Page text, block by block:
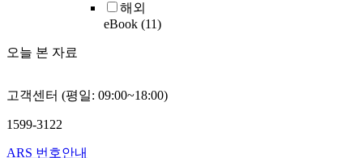
해외
eBook (11)
오늘 본 자료
고객센터 (평일: 09:00~18:00)
1599-3122
ARS 번호안내